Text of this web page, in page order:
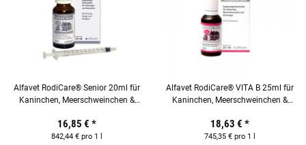
Alfavet RodiCare® Senior 20ml für
Kaninchen, Meerschweinchen &
16,85 € *
842,44 € pro 1 l
Alfavet RodiCare® VITA B 25ml für
Kaninchen, Meerschweinchen &
18,63 € *
745,35 € pro 1 l